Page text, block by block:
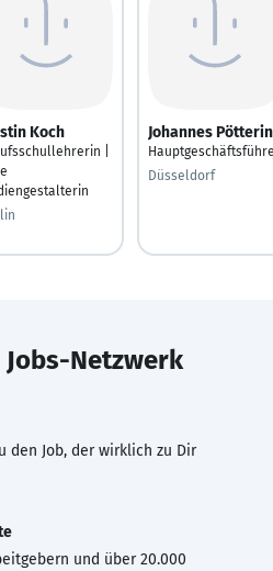
Koch
|
Johannes
Düsseldorf
Jobs-Netzwerk
den Job, der wirklich zu Dir
und über 20.000